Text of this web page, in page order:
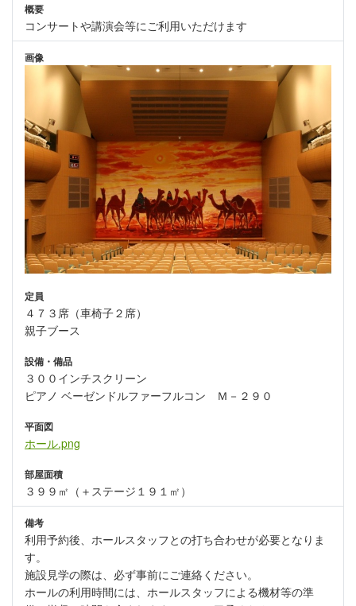
概要
コンサートや講演会等にご利用いただけます
画像
定員
４７３席（車椅子２席）
親子ブース
設備・備品
３００インチスクリーン
ピアノ ベーゼンドルファーフルコン Ｍ－２９０
平面図
ホール.png
部屋面積
３９９㎡（＋ステージ１９１㎡）
備考
利用予約後、ホールスタッフとの打ち合わせが必要となりま
す。
施設見学の際は、必ず事前にご連絡ください。
ホールの利用時間には、ホールスタッフによる機材等の準